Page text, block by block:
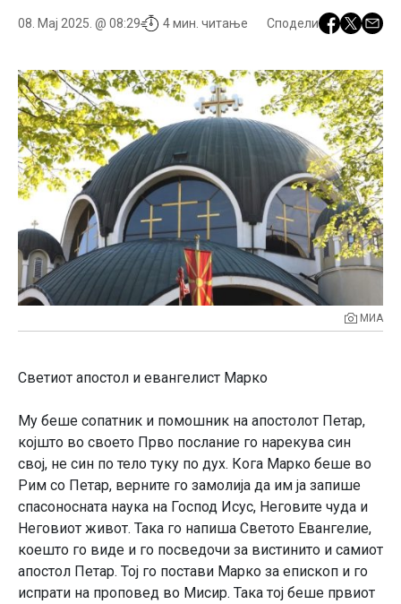
08. Мај 2025. @ 08:29 4 мин. читање Сподели
МИА
Светиот апостол и евангелист Марко
Му беше сопатник и помошник на апостолот Петар,
којшто во своето Прво послание го нарекува син
свој, не син по тело туку по дух. Кога Марко беше во
Рим со Петар, верните го замолија да им ја запише
спасоносната наука на Господ Исус, Неговите чуда и
Неговиот живот. Така го напиша Светото Евангелие,
коешто го виде и го посведочи за вистинито и самиот
апостол Петар. Тој го постави Марко за епископ и го
испрати на проповед во Мисир. Така тој беше првиот